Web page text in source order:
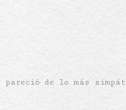
de lo más